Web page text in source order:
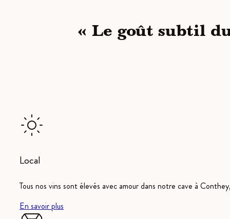
« Le goût subtil
Local
Tous nos vins sont élevés avec amour dans notre cave à
En savoir plus